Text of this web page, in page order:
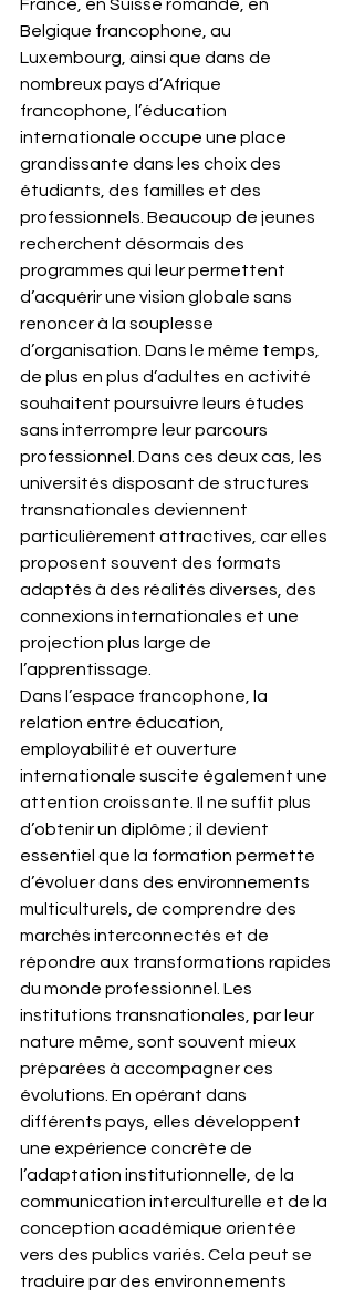
France, en Suisse romande, en
Belgique francophone, au
Luxembourg, ainsi que dans de
nombreux pays d’Afrique
francophone, l’éducation
internationale occupe une place
grandissante dans les choix des
étudiants, des familles et des
professionnels. Beaucoup de jeunes
recherchent désormais des
programmes qui leur permettent
d’acquérir une vision globale sans
renoncer à la souplesse
d’organisation. Dans le même temps,
de plus en plus d’adultes en activité
souhaitent poursuivre leurs études
sans interrompre leur parcours
professionnel. Dans ces deux cas, les
universités disposant de structures
transnationales deviennent
particulièrement attractives, car elles
proposent souvent des formats
adaptés à des réalités diverses, des
connexions internationales et une
projection plus large de
l’apprentissage.
Dans l’espace francophone, la
relation entre éducation,
employabilité et ouverture
internationale suscite également une
attention croissante. Il ne suffit plus
d’obtenir un diplôme ; il devient
essentiel que la formation permette
d’évoluer dans des environnements
multiculturels, de comprendre des
marchés interconnectés et de
répondre aux transformations rapides
du monde professionnel. Les
institutions transnationales, par leur
nature même, sont souvent mieux
préparées à accompagner ces
évolutions. En opérant dans
différents pays, elles développent
une expérience concrète de
l’adaptation institutionnelle, de la
communication interculturelle et de la
conception académique orientée
vers des publics variés. Cela peut se
traduire par des environnements